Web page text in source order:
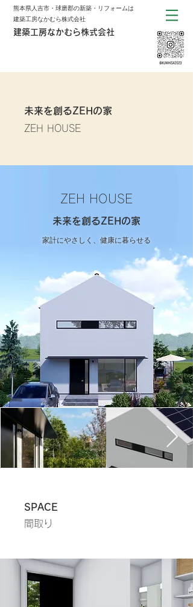
熊本県人吉市・球磨郡の新築・リフォームは
建築工房なかむら株式会社
建築工房なかむら株式会社
未来を創るZEHの家
ZEH HOUSE
ZEH HOUSE
未来を創るZEHの家
家計にやさしく、健康に暮らせる
SPACE
間取り